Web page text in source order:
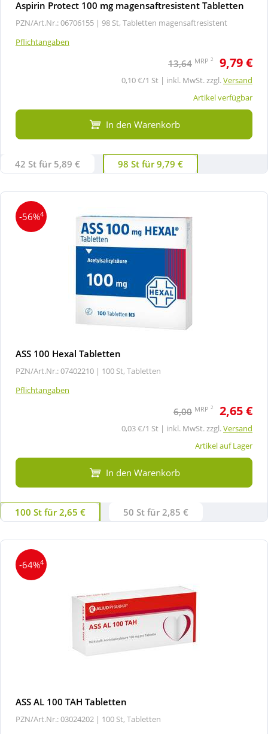
Aspirin Protect 100 mg magensaftresistent Tabletten
PZN/Art.Nr.: 06706155 | 98 St, Tabletten magensaftresistent
Pflichtangaben
13,64 MRP 2 9,79 €
0,10 €/1 St | inkl. MwSt. zzgl.Versand
Artikel verfügbar
In den Warenkorb
42 St für 5,89 € 98 St für 9,79 €
-56%4
ASS 100 Hexal Tabletten
PZN/Art.Nr.: 07402210 | 100 St, Tabletten
Pflichtangaben
6,00 MRP 2 2,65 €
0,03 €/1 St | inkl. MwSt. zzgl.Versand
Artikel auf Lager
In den Warenkorb
100 St für 2,65 € 50 St für 2,85 €
-64%4
ASS AL 100 TAH Tabletten
PZN/Art.Nr.: 03024202 | 100 St, Tabletten